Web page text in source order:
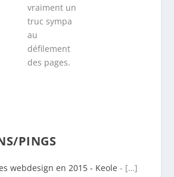
PINGS
webdesign en 2015 - Keole